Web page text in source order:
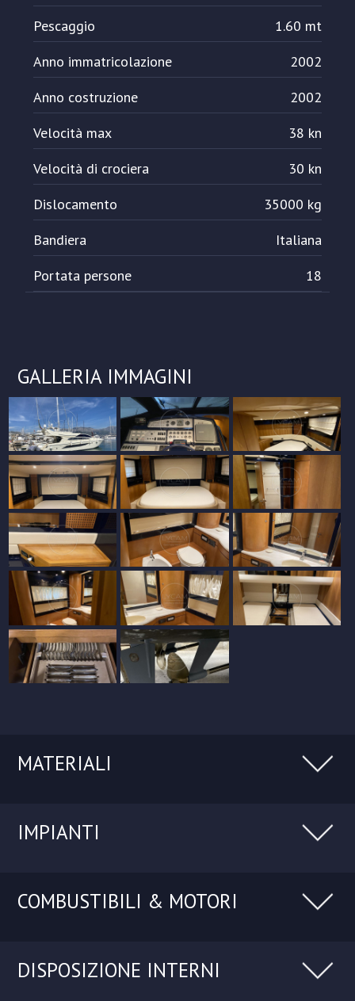
Pescaggio
1.60 mt
Anno immatricolazione
2002
Anno costruzione
2002
Velocità max
38 kn
Velocità di crociera
30 kn
Dislocamento
35000 kg
Bandiera
Italiana
Portata persone
18
GALLERIA IMMAGINI
MATERIALI
IMPIANTI
COMBUSTIBILI & MOTORI
DISPOSIZIONE INTERNI